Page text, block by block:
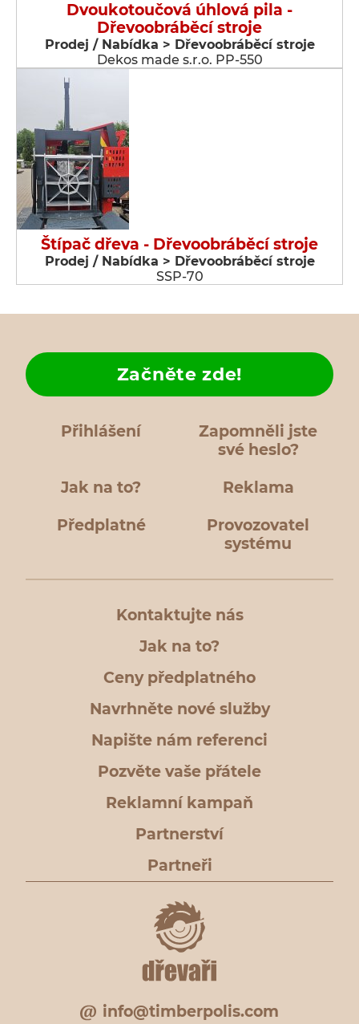
Dvoukotoučová úhlová pila -
Dřevoobráběcí stroje
Prodej / Nabídka > Dřevoobráběcí stroje
Dekos made s.r.o. PP-550
Štípač dřeva - Dřevoobráběcí stroje
Prodej / Nabídka > Dřevoobráběcí stroje
SSP-70
Přihlášení
Zapomněli jste
své heslo?
Jak na to?
Začněte zde!
Reklama
Předplatné
Provozovatel
systému
Kontaktujte nás
Jak na to?
Ceny předplatného
Navrhněte nové služby
Napište nám referenci
Pozvěte vaše přátele
Reklamní kampaň
Partnerství
Partneři
info@timberpolis.com